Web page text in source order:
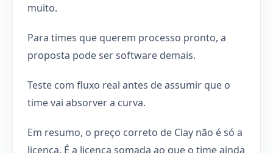
muito.
Para times que querem processo pronto, a
proposta pode ser software demais.
Teste com fluxo real antes de assumir que o
time vai absorver a curva.
Em resumo, o preço correto de Clay não é só a
licença. É a licença somada ao que o time ainda